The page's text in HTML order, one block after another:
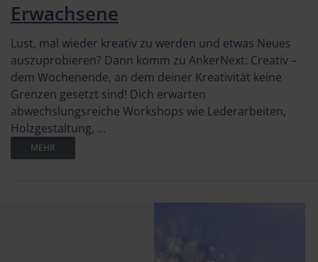
Erwachsene
Lust, mal wieder kreativ zu werden und etwas Neues
auszuprobieren? Dann komm zu AnkerNext: Creativ –
dem Wochenende, an dem deiner Kreativität keine
Grenzen gesetzt sind! Dich erwarten
abwechslungsreiche Workshops wie Lederarbeiten,
Holzgestaltung, ...
MEHR